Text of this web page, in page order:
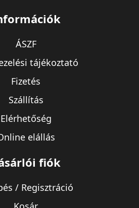
ÁSZF
tájékoztató
Fizetés
Szállítás
Elérhetőség
elállás
fiók
/ Regisztráció